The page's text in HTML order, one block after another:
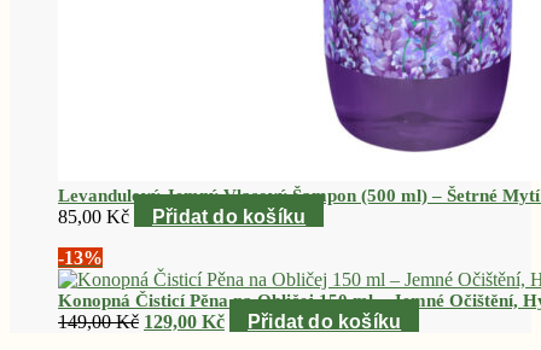
Levandulový Jemný Vlasový Šampon (500 ml) – Šetrné
85,00 Kč
Přidat do košíku
-13%
Konopná Čisticí Pěna na Obličej 150 ml – Jemné Očištění,
149,00Kč Původní
129,00 KčAktuální
Přidat do košíku